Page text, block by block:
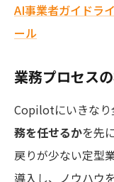
AI事業者ガイドラ
ール
業務プロセス
Copilotにいきなり
務を任せるかを先
戻りが少ない定型
導入し、ノウハウ